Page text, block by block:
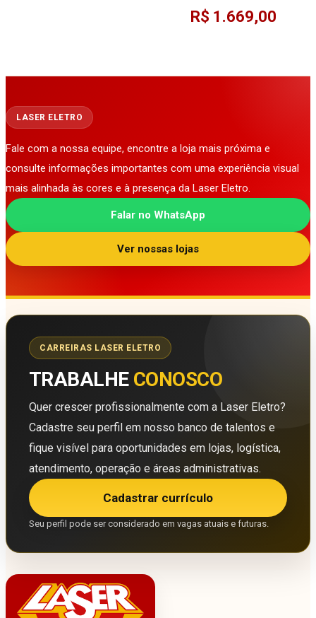
R$ 1.669,00
LASER ELETRO
Fale com a nossa equipe, encontre a loja mais próxima e
consulte informações importantes com uma experiência visual
mais alinhada às cores e à presença da Laser Eletro.
Falar no WhatsApp
Ver nossas lojas
CARREIRAS LASER ELETRO
TRABALHE CONOSCO
Quer crescer profissionalmente com a Laser Eletro?
Cadastre seu perfil em nosso banco de talentos e
fique visível para oportunidades em lojas, logística,
atendimento, operação e áreas administrativas.
Cadastrar currículo
Seu perfil pode ser considerado em vagas atuais e futuras.